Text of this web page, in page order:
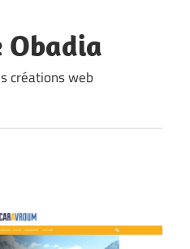
Obadia
créations web